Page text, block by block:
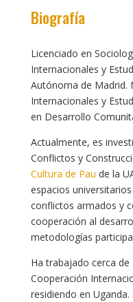
Biografía
Licenciado en
Internacionales y
Autónoma de Madrid.
Internacionales y
en Desarrollo
Actualmente, es
Conflictos y
Cultura de Pau de la
espacios
conflictos armados y
cooperación al
metodologías
Ha trabajado cerca
Cooperación
residiendo en